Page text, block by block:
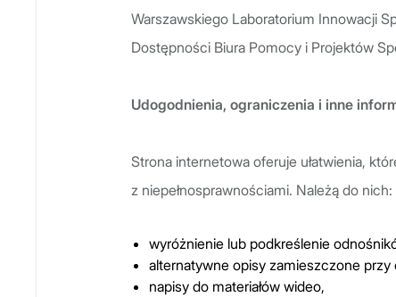
Warszawskiego Laboratorium Innowacji
Dostępności Biura Pomocy i Projektów
Udogodnienia, ograniczenia i inne
Strona internetowa oferuje ułatwienia,
z niepełnosprawnościami. Należą do nich:
wyróżnienie lub podkreślenie
alternatywne opisy zamieszczone przy
napisy do materiałów wideo,